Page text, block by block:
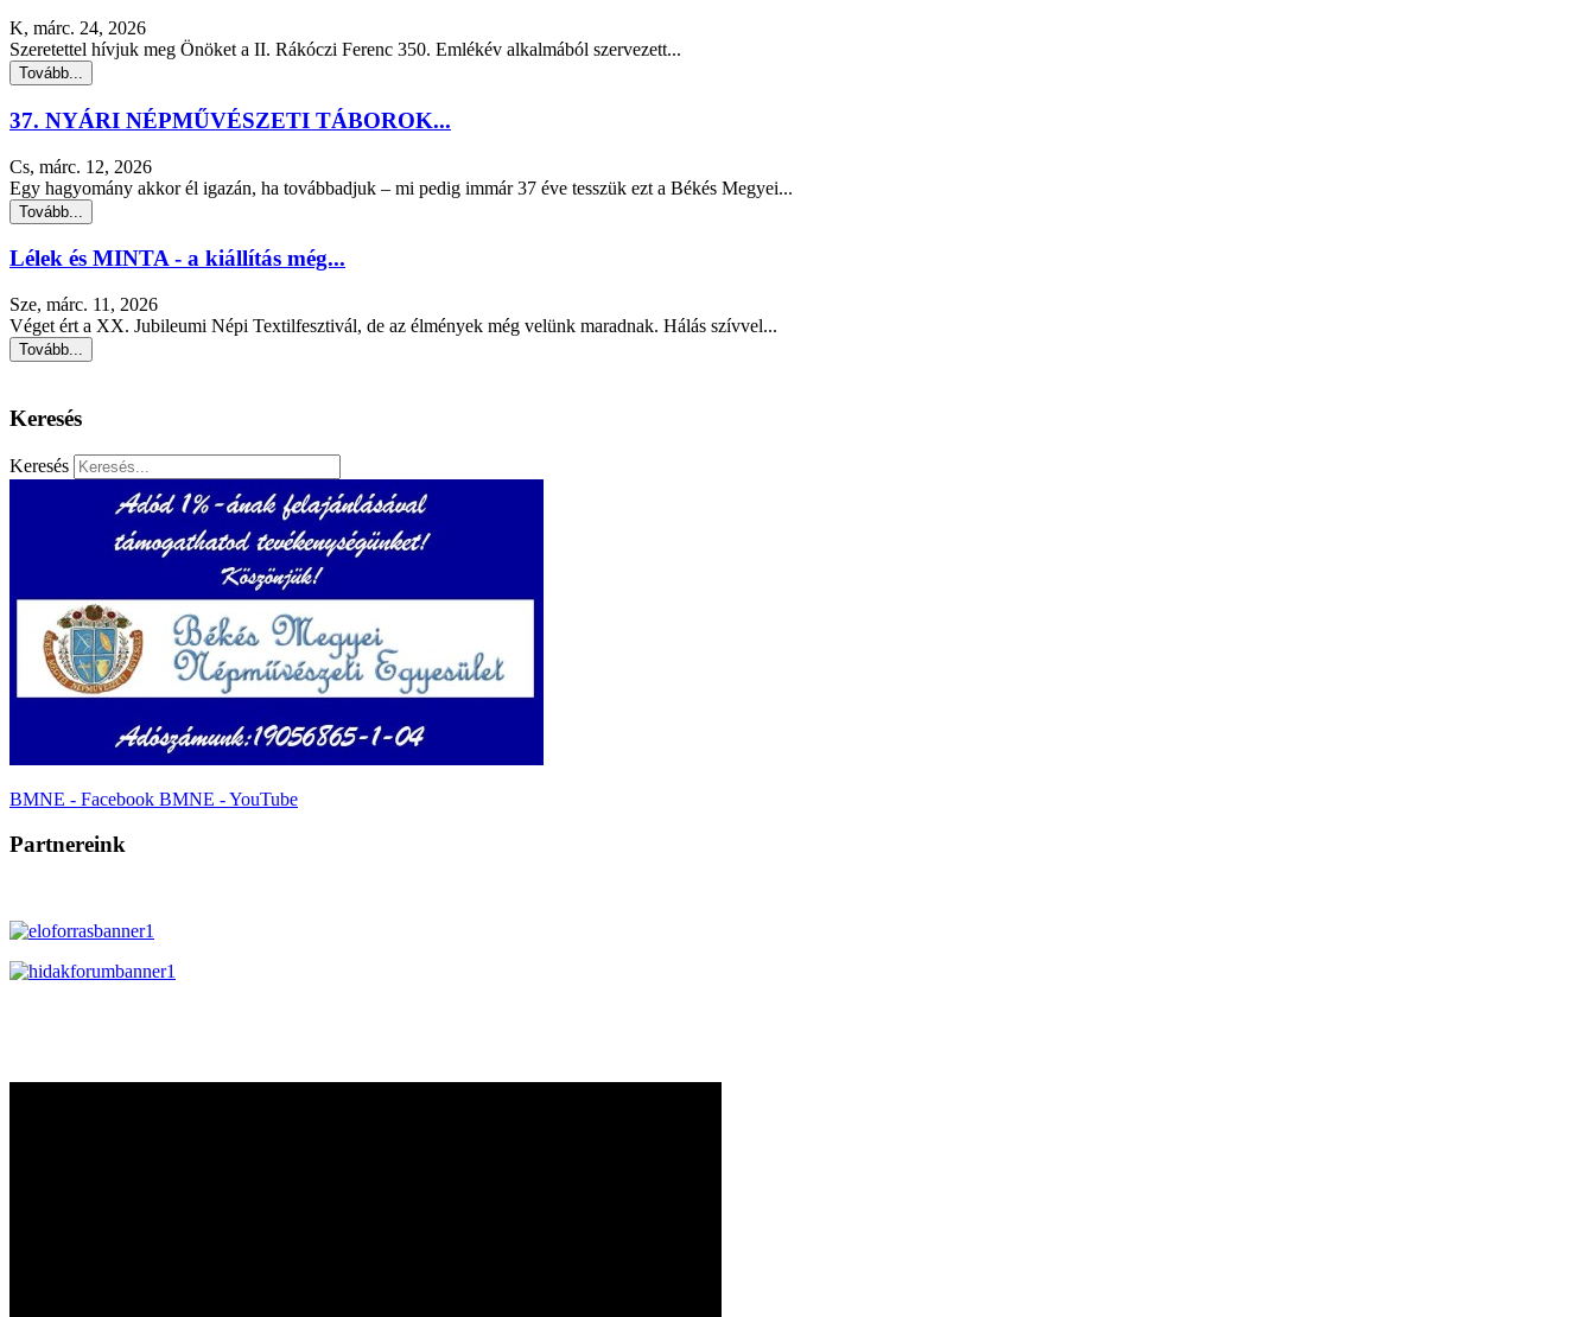
K, márc. 24, 2026
Szeretettel hívjuk meg Önöket a II. Rákóczi Ferenc 350. Emlékév alkalmából szervezett...
Tovább...
37. NYÁRI NÉPMŰVÉSZETI TÁBOROK...
Cs, márc. 12, 2026
Egy hagyomány akkor él igazán, ha továbbadjuk – mi pedig immár 37 éve tesszük ezt a Békés Megyei...
Tovább...
Lélek és MINTA - a kiállítás még...
Sze, márc. 11, 2026
Véget ért a XX. Jubileumi Népi Textilfesztivál, de az élmények még velünk maradnak. Hálás szívvel...
Tovább...
Keresés
Keresés
BMNE - Facebook BMNE - YouTube
Partnereink